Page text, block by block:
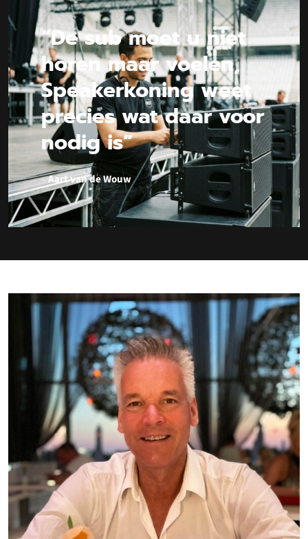
“De sub moet u niet
horen maar voelen,
Speakerkoning weet
precies wat daar voor
nodig is”
–Aart van de Wouw